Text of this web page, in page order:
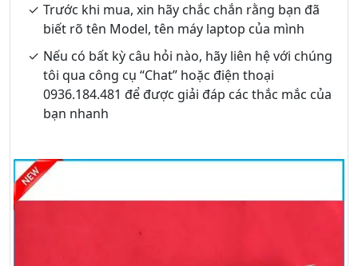
Trước khi mua, xin hãy chắc chắn rằng bạn đã
biết rõ tên Model, tên máy laptop của mình
Nếu có bất kỳ câu hỏi nào, hãy liên hệ với chúng
tôi qua công cụ “Chat” hoặc điện thoại
0936.184.481 để được giải đáp các thắc mắc của
bạn nhanh